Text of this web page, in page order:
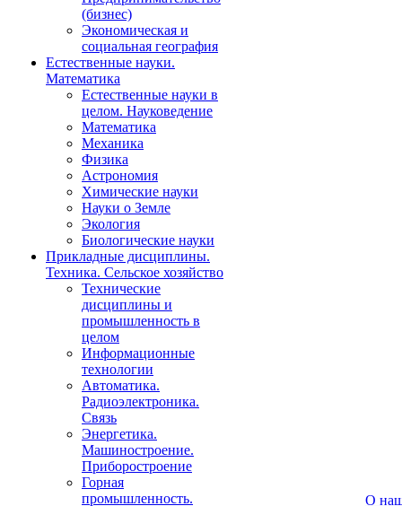
(бизнес)
Экономическая и
социальная география
Естественные науки.
Математика
Естественные науки в
целом. Науковедение
Математика
Механика
Физика
Астрономия
Химические науки
Науки о Земле
Экология
Биологические науки
Прикладные дисциплины.
Техника. Сельское хозяйство
Технические
дисциплины и
промышленность в
целом
Информационные
технологии
Автоматика.
Радиоэлектроника.
Связь
Энергетика.
Машиностроение.
Приборостроение
Горная
промышленность.
О